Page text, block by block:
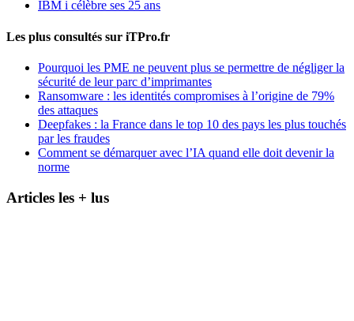
IBM i célèbre ses 25 ans
Les plus consultés sur iTPro.fr
Pourquoi les PME ne peuvent plus se permettre de négliger la
sécurité de leur parc d’imprimantes
Ransomware : les identités compromises à l’origine de 79%
des attaques
Deepfakes : la France dans le top 10 des pays les plus touchés
par les fraudes
Comment se démarquer avec l’IA quand elle doit devenir la
norme
Articles les + lus